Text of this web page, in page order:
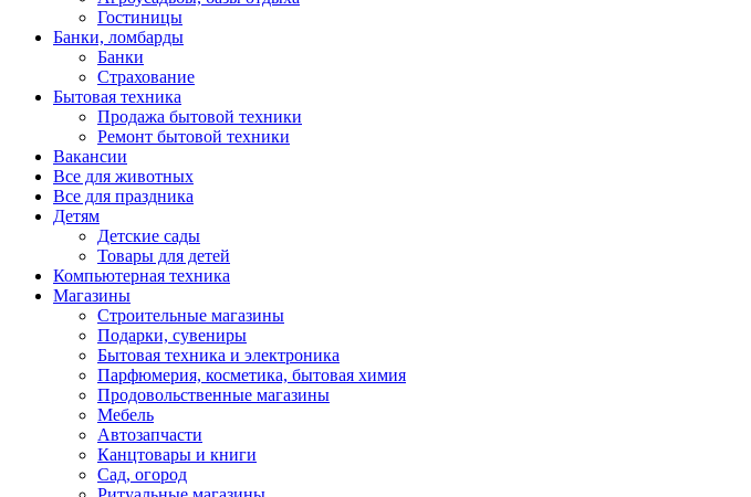
Гостиницы
Банки, ломбарды
Банки
Страхование
Бытовая техника
Продажа бытовой техники
Ремонт бытовой техники
Вакансии
Все для животных
Все для праздника
Детям
Детские сады
Товары для детей
Компьютерная техника
Магазины
Строительные магазины
Подарки, сувениры
Бытовая техника и электроника
Парфюмерия, косметика, бытовая химия
Продовольственные магазины
Мебель
Автозапчасти
Канцтовары и книги
Сад, огород